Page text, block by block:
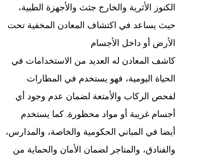
الكنوز الأثرية والخارج جثث والأجهزة الطبية،
حيث يساعد في اكتشاف المعادن المخفية تحت
الأرض أو داخل الأجسام
كاشف المعادن له العديد من الاستخدامات في
الحياة اليومية، فهو يستخدم في المطارات
لفحص الركاب والأمتعة لضمان عدم وجود أي
أجسام غريبة أو مواد محظورة. كما يستخدم
أيضا في المباني الحكومية والخاصة، والمدارس،
والفنادق، والمتاجر لضمان الأمان والحماية من